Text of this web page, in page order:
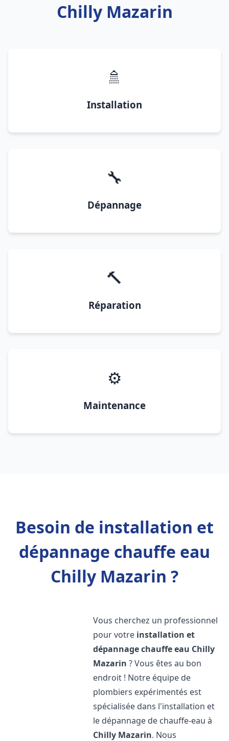
Chilly Mazarin
🚿
Installation
🔧
Dépannage
🔨
Réparation
⚙️
Maintenance
Besoin de installation et
dépannage chauffe eau
Chilly Mazarin ?
Vous cherchez un professionnel
pour votre installation et
dépannage chauffe eau Chilly
Mazarin ? Vous êtes au bon
endroit ! Notre équipe de
plombiers expérimentés est
spécialisée dans l'installation et
le dépannage de chauffe-eau à
Chilly Mazarin. Nous